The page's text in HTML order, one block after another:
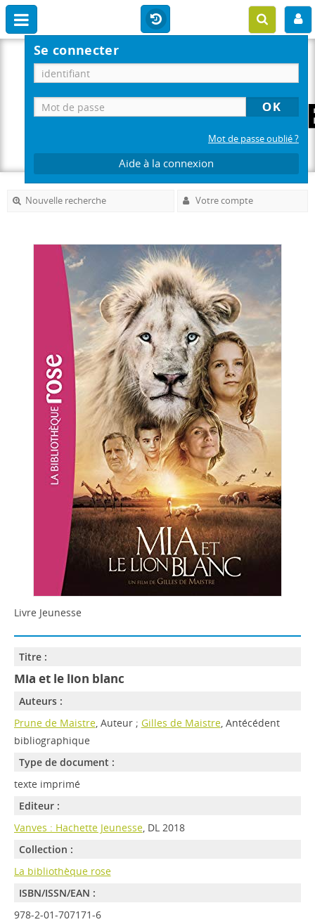
Se connecter
Mot de passe oublié ?
Aide à la connexion
Nouvelle recherche Votre compte
Livre Jeunesse
Titre :
Mia et le lion blanc
Auteurs :
Prune de Maistre, Auteur ; Gilles de Maistre, Antécédent
bibliographique
Type de document :
texte imprimé
Editeur :
Vanves : Hachette Jeunesse, DL 2018
Collection :
La bibliothèque rose
ISBN/ISSN/EAN :
978-2-01-707171-6